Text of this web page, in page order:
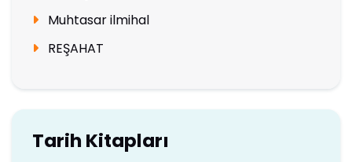
Muhtasar ilmihal
REŞAHAT
Tarih Kitapları